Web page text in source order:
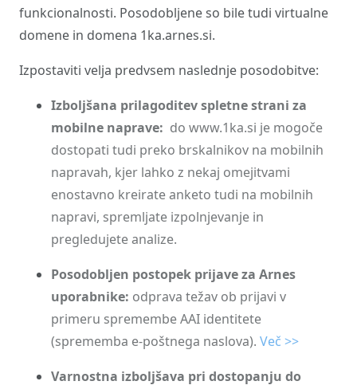
funkcionalnosti. Posodobljene so bile tudi virtualne
domene in domena 1ka.arnes.si.
Izpostaviti velja predvsem naslednje posodobitve:
Izboljšana prilagoditev spletne strani za
mobilne naprave: do www.1ka.si je mogoče
dostopati tudi preko brskalnikov na mobilnih
napravah, kjer lahko z nekaj omejitvami
enostavno kreirate anketo tudi na mobilnih
napravi, spremljate izpolnjevanje in
pregledujete analize.
Posodobljen postopek prijave za Arnes
uporabnike: odprava težav ob prijavi v
primeru spremembe AAI identitete
(sprememba e-poštnega naslova). Več >>
Varnostna izboljšava pri dostopanju do